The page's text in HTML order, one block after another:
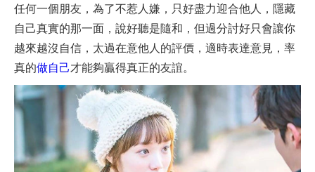
任何一個朋友，為了不惹人嫌，只好盡力迎合他人，隱藏
自己真實的那一面，說好聽是隨和，但過分討好只會讓你
越來越沒自信，太過在意他人的評價，適時表達意見，率
真的做自己才能夠贏得真正的友誼。